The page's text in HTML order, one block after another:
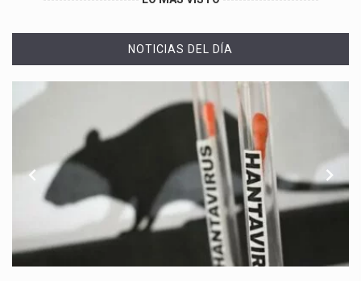
NOTICIAS DEL DÍA